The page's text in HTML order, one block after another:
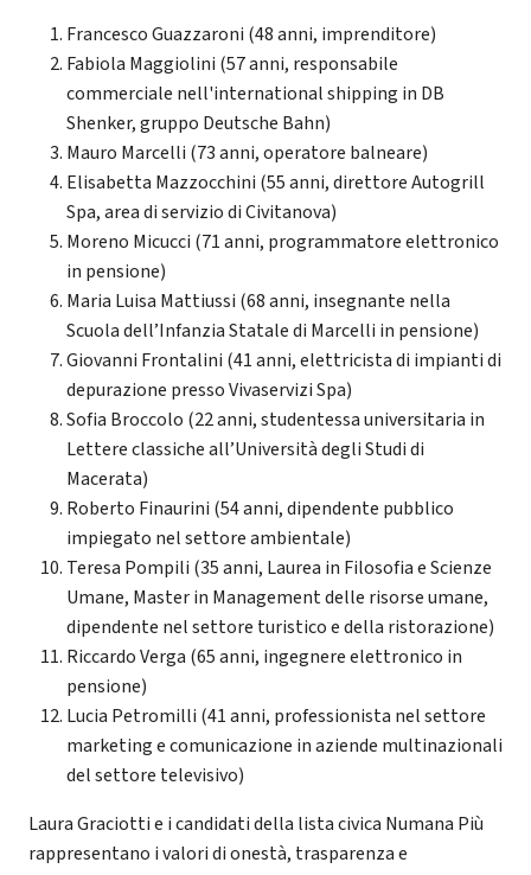
Francesco Guazzaroni (48 anni, imprenditore)
Fabiola Maggiolini (57 anni, responsabile
commerciale nell'international shipping in DB
Shenker, gruppo Deutsche Bahn)
Mauro Marcelli (73 anni, operatore balneare)
Elisabetta Mazzocchini (55 anni, direttore Autogrill
Spa, area di servizio di Civitanova)
Moreno Micucci (71 anni, programmatore elettronico
in pensione)
Maria Luisa Mattiussi (68 anni, insegnante nella
Scuola dell’Infanzia Statale di Marcelli in pensione)
Giovanni Frontalini (41 anni, elettricista di impianti di
depurazione presso Vivaservizi Spa)
Sofia Broccolo (22 anni, studentessa universitaria in
Lettere classiche all’Università degli Studi di
Macerata)
Roberto Finaurini (54 anni, dipendente pubblico
impiegato nel settore ambientale)
Teresa Pompili (35 anni, Laurea in Filosofia e Scienze
Umane, Master in Management delle risorse umane,
dipendente nel settore turistico e della ristorazione)
Riccardo Verga (65 anni, ingegnere elettronico in
pensione)
Lucia Petromilli (41 anni, professionista nel settore
marketing e comunicazione in aziende multinazionali
del settore televisivo)
Laura Graciotti e i candidati della lista civica Numana Più
rappresentano i valori di onestà, trasparenza e